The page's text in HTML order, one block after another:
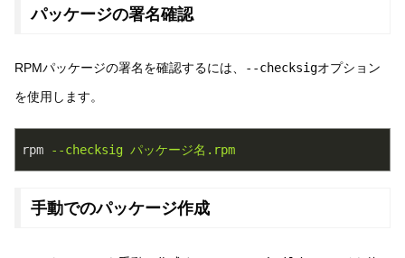
パッケージの署名確認
RPMパッケージの署名を確認するには、 --checksigオプション
を使用します。
rpm --checksig パッケージ名.rpm
手動でのパッケージ作成